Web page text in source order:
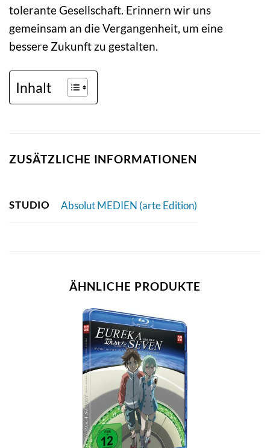
tolerante Gesellschaft. Erinnern wir uns
gemeinsam an die Vergangenheit, um eine
bessere Zukunft zu gestalten.
Inhalt
ZUSÄTZLICHE INFORMATIONEN
STUDIO Absolut MEDIEN (arte Edition)
ÄHNLICHE PRODUKTE